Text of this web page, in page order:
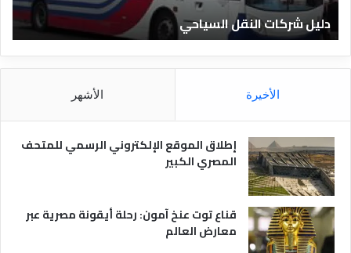
ت
ل
ن
ق
ل
س
ح
ي
دليل شركات النقل السياحي
ا
ر
الأخيرة الأشهر
إطلاق الموقع الإلكتروني الرسمي للمتحف
المصري الكبير
قناع توت عنخ آمون: رحلة أيقونة مصرية عبر
معارض العالم